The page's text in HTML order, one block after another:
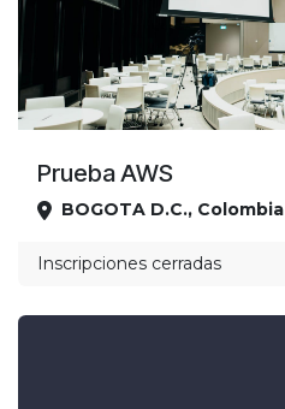
Prueba AWS
Ubicación
BOGOTA D.C., Colombia
Inscripciones cerradas